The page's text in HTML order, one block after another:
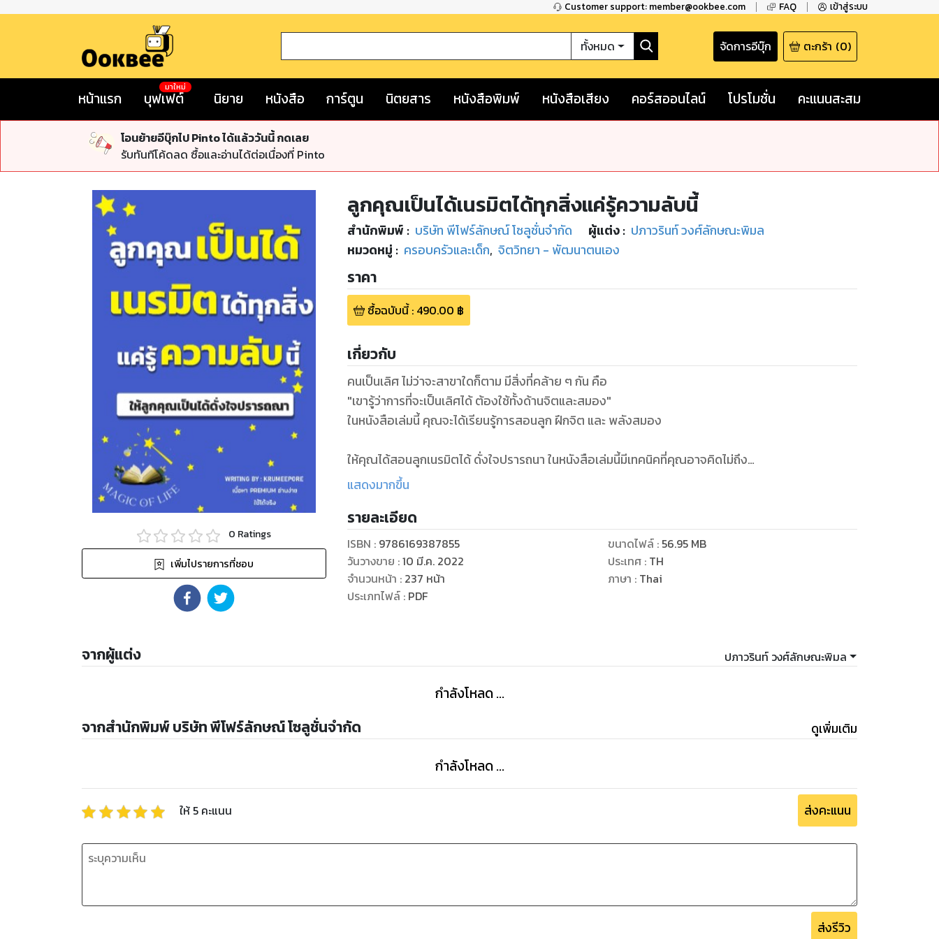
Customer support: member@ookbee.com FAQ เข้าสู่ระบบ
ทั้งหมด จัดการอีบุ๊ก ตะกร้า (0)
หน้าแรก บุฟเฟต์
มาใหม่
นิยาย หนังสือ การ์ตูน นิตยสาร หนังสือพิมพ์ หนังสือเสียง คอร์สออนไลน์ โปรโมชั่น คะแนนสะสม
โอนย้ายอีบุ๊กไป Pinto ได้แล้ววันนี้ กดเลย
รับทันทีโค้ดลด ซื้อและอ่านได้ต่อเนื่องที่ Pinto
0 Ratings
เพิ่มไปรายการที่ชอบ
ลูกคุณเป็นได้เนรมิตได้ทุกสิ่งแค่รู้ความลับนี้
สำนักพิมพ์ : บริษัท พีโฟร์ลักษณ์ โซลูชั่นจำกัด ผู้แต่ง : ปภาวรินท์ วงศ์ลักษณะพิมล
หมวดหมู่ : ครอบครัวและเด็ก, จิตวิทยา - พัฒนาตนเอง
ราคา
ซื้อฉบับนี้: 490.00 ฿
เกี่ยวกับ
คนเป็นเลิศ ไม่ว่าจะสาขาใดก็ตาม มีสิ่งที่คล้าย ๆ กัน คือ
"เขารู้ว่าการที่จะเป็นเลิศได้ ต้องใช้ทั้งด้านจิตและสมอง"
ในหนังสือเล่มนี้ คุณจะได้เรียนรู้การสอนลูก ฝึกจิต และ พลังสมอง
ให้คุณได้สอนลูกเนรมิตได้ ดั่งใจปรารถนา ในหนังสือเล่มนี้มีเทคนิคที่คุณอาจคิดไม่ถึง
เป็นเทคนิคที่ถอดประสบการณ์จากคนสำเร็จจริง ๆ เพียงแค่เทคนิคเดียว ที่นำไปปรับใช้กับลูก
หนังสือเล่มนี้รวบรวมหลักคิด ประการณ์จากผู้นำ ผู้ที่ประสบความสำเร็จด้วยตนเอง
และความสามารถทักษะที่สำเร็จด้วยฝีมือตัวเองจริง ๆ
เป็นประโยชน์อย่างยิ่งต่อการเลี้ยงลูกของพ่อแม่ ยุคใหม่ ที่สถาบันครอบครัวสำคัญมาก ๆ
แสดงมากขึ้น
รายละเอียด
ISBN : 9786169387855
วันวางขาย :10 มี.ค. 2022
จำนวนหน้า : 237 หน้า
ประเภทไฟล์: PDF
ขนาดไฟล์: 56.95 MB
ประเทศ : TH
ภาษา : Thai
จากผู้แต่ง ปภาวรินท์ วงศ์ลักษณะพิมล
กำลังโหลด ...
จากสำนักพิมพ์ บริษัท พีโฟร์ลักษณ์ โซลูชั่นจำกัด ดูเพิ่มเติม
กำลังโหลด ...
ให้ 5 คะแนน ส่งคะแนน
ส่งรีวิว